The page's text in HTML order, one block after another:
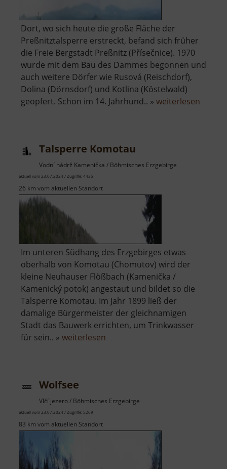
Dort, wo sich heute die große Fläche der
Preßnitztalsperre erstreckt, befand sich früher
die Freie Bergstadt Preßnitz (Přísečnice). 1970
wurde mit dem Bau des Dammes begonnen und
auch weitere Dörfer wie Rusová (Reischdorf),
Dolina (Dörnsdorf) und Kotlina (Köstelwald)
geopfert. Schon im 14. Jahrhund.. » weiterlesen
Talsperre Komotau
Vodní nádrž Kamenička / Böhmisches Erzgebirge
aktuell vom 23.07.2024 / Zugriffe: 4435
26 km vom aktuellen Standort
Im unteren Südhang des Erzgebirges etwas
oberhalb von Komotau (Chomutov) wird der
kleine Neuhauser Flößbach (Kamenička /
Kamenický potok) angestaut und bildet so die
Talsperre Komotau. Im Jahr 1899 ließ der
damalige Bürgermeister der gleichnamigen
Stadt das Bauwerk errichten, um Trinkwasser
für sein.. » weiterlesen
Wolfsee
Vlčí jezero / Böhmisches Erzgebirge
aktuell vom 23.07.2024 / Zugriffe: 5269
83 km vom aktuellen Standort